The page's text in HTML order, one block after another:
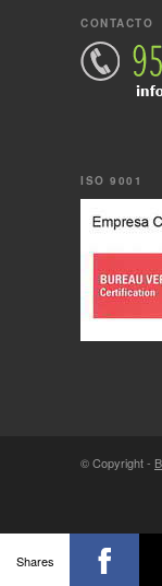
CONTACTO
ISO 9001
© Copyright -
Shares